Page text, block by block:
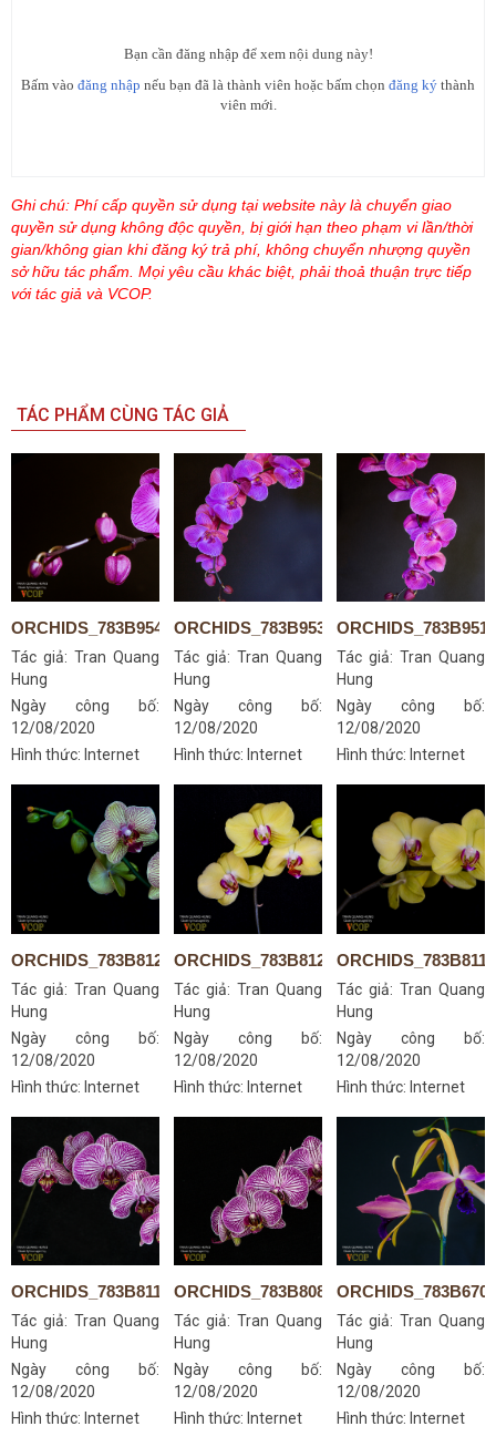
Bạn cần đăng nhập để xem nội dung này!
Bấm vào đăng nhập nếu bạn đã là thành viên hoặc bấm chọn đăng ký thành
viên mới.
Ghi chú: Phí cấp quyền sử dụng tại website này là chuyển giao
quyền sử dụng không độc quyền, bị giới hạn theo phạm vi lần/thời
gian/không gian khi đăng ký trả phí, không chuyển nhượng quyền
sở hữu tác phẩm. Mọi yêu cầu khác biệt, phải thoả thuận trực tiếp
với tác giả và VCOP.
TÁC PHẨM CÙNG TÁC GIẢ
ORCHIDS_783B9543S
Tác giả:Tran Quang
Hung
Ngày công bố:
12/08/2020
Hình thức: Internet
ORCHIDS_783B9530S
Tác giả: Tran Quang
Hung
Ngày công bố:
12/08/2020
Hình thức: Internet
Tác giả: Tran Quang
Hung
Ngày công bố:
12/08/2020
Hình thức: Internet
ORCHIDS_783B8129S
Tác giả:Tran Quang
Hung
Ngày công bố:
12/08/2020
Hình thức: Internet
ORCHIDS_783B8122S
Tác giả: Tran Quang
Hung
Ngày công bố:
12/08/2020
Hình thức: Internet
Tác giả: Tran Quang
Hung
Ngày công bố:
12/08/2020
Hình thức: Internet
ORCHIDS_783B8115S
Tác giả:Tran Quang
Hung
Ngày công bố:
12/08/2020
Hình thức: Internet
ORCHIDS_783B8085S
Tác giả: Tran Quang
Hung
Ngày công bố:
12/08/2020
Hình thức: Internet
Tác giả: Tran Quang
Hung
Ngày công bố:
12/08/2020
Hình thức: Internet